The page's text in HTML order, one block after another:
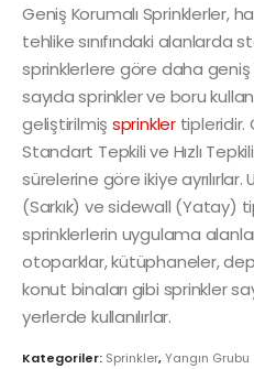
Geniş Korumalı Sprinklerler,
tehlike sınıfındaki alanlarda
sprinklerlere göre daha
sayıda sprinkler ve boru
geliştirilmiş sprinklertipleridir.
Standart Tepkili ve Hızlı
sürelerine göre ikiye
(Sarkık) ve sidewall (Yatay)
sprinklerlerin uygulama
otoparklar, kütüphaneler,
konut binaları gibi sprinkler
yerlerde kullanılırlar.
Kategoriler: Sprinkler,Yangın Grubu